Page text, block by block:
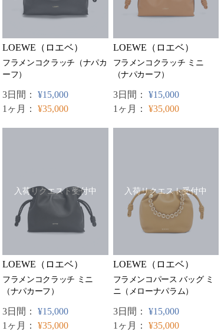
LOEWE（ロエベ）
フラメンコクラッチ（ナパカ
ーフ）
3日間： ¥15,000
1ヶ月： ¥35,000
LOEWE（ロエベ）
フラメンコクラッチ ミニ
（ナパカーフ）
3日間： ¥15,000
1ヶ月： ¥35,000
入荷リクエスト受付中
LOEWE（ロエベ）
フラメンコクラッチ ミニ
（ナパカーフ）
3日間： ¥15,000
1ヶ月： ¥35,000
入荷リクエスト受付中
LOEWE（ロエベ）
フラメンコパース バッグ ミ
ニ（メローナパラム）
3日間： ¥15,000
1ヶ月： ¥35,000